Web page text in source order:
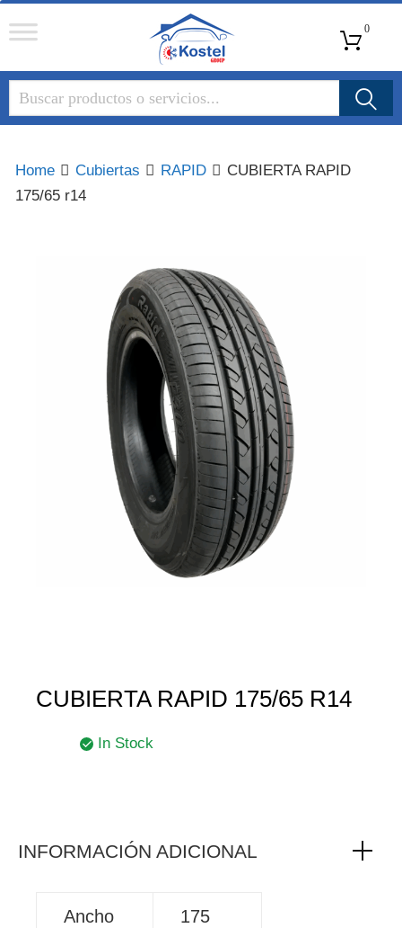
Group
0
Home Cubiertas RAPID
CUBIERTA RAPID
175/65 r14
CUBIERTA RAPID 175/65 R14
In Stock
INFORMACIÓN ADICIONAL
Ancho 175